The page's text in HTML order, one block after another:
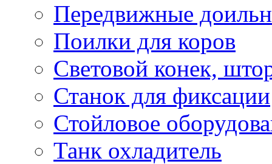
Передвижные
Поилки для коров
Световой конек,
Станок для фиксации
Стойловое
Танк охладитель